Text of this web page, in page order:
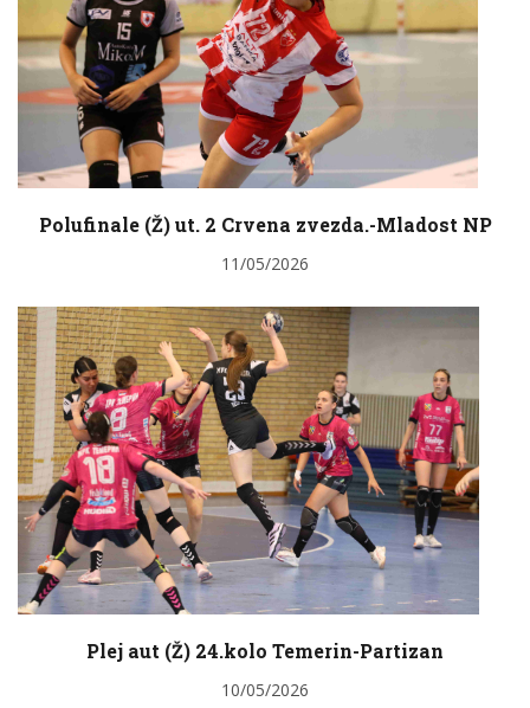
Polufinale (Ž) ut. 2 Crvena zvezda.-Mladost NP
11/05/2026
Plej aut (Ž) 24.kolo Temerin-Partizan
10/05/2026